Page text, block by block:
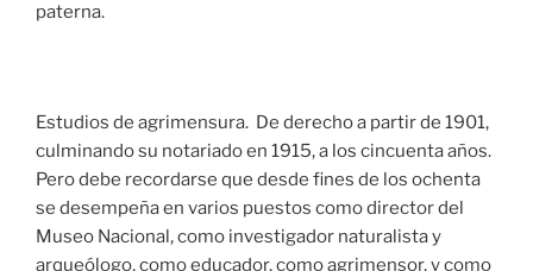
paterna.
Estudios de agrimensura. De derecho a partir de 1901,
culminando su notariado en 1915, a los cincuenta años.
Pero debe recordarse que desde fines de los ochenta
se desempeña en varios puestos como director del
Museo Nacional, como investigador naturalista y
arqueólogo, como educador, como agrimensor, y como